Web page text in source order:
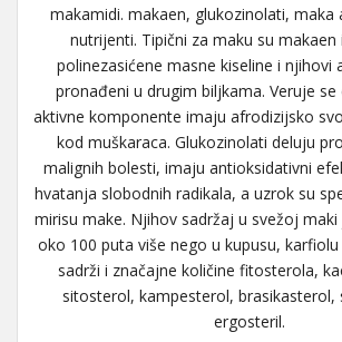
makamidi. makaen, glukozinolati, maka
nutrijenti. Tipični za maku su makaen
polinezasićene masne kiseline i njihovi
pronađeni u drugim biljkama. Veruje
aktivne komponente imaju afrodizijsko
kod muškaraca. Glukozinolati deluju
malignih bolesti, imaju antioksidativni
hvatanja slobodnih radikala, a uzrok su
mirisu make. Njihov sadržaj u svežoj
oko 100 puta više nego u kupusu,
sadrži i značajne količine fitosterola,
sitosterol, kampesterol, brasikasterol,
ergosteril.